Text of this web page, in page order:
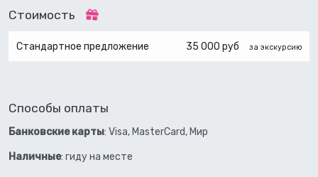
Стоимость
Стандартное предложение 35 000 руб за экскурсию
Способы оплаты
Банковские карты: Visa, MasterCard, Мир
Наличные: гиду на месте